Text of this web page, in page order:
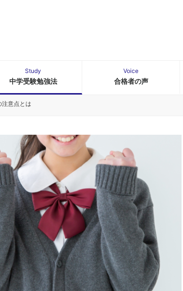
Study
中学受験勉強法
Voice
合格者の声
意点とは